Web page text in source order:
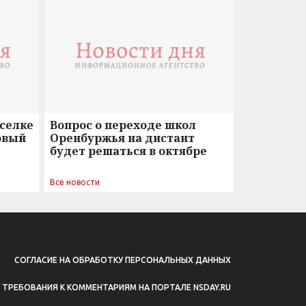
Вопрос о переходе школ
Оренбуржья на дистант
будет решаться в октябре
Все новости
СОГЛАСИЕ НА ОБРАБОТКУ ПЕРСОНАЛЬНЫХ ДАННЫХ
ТРЕБОВАНИЯ К КОММЕНТАРИЯМ НА ПОРТАЛЕ NSDAY.RU